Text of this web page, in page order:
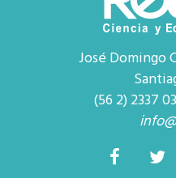
José Domingo
(56 2) 2337